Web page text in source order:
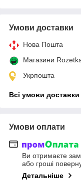
Умови доставки
Нова Пошта
Магазини
Укрпошта
Всі умови доставки
Умови оплати
Ви отримаєте
або гроші
Детальніше